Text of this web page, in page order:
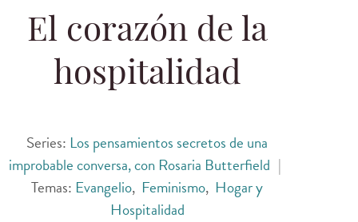
El corazón de la
hospitalidad
Series: Los pensamientos secretos de una
improbable conversa, con Rosaria Butterfield |
Temas: Evangelio, Feminismo, Hogar y
Hospitalidad